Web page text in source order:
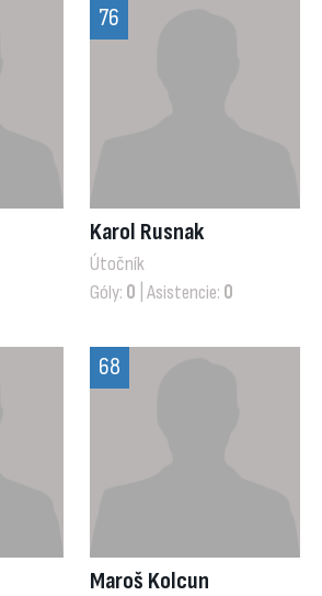
76
Karol Rusnak
Útočník
Góly: 0 | Asistencie: 0
68
Maroš Kolcun